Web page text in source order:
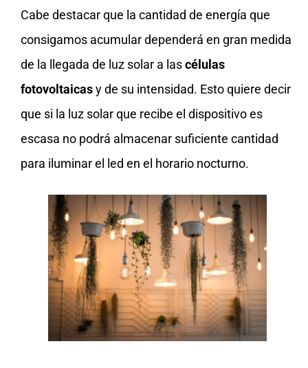
Cabe destacar que la cantidad de energía que
consigamos acumular dependerá en gran medida
de la llegada de luz solar a lascélulas
fotovoltaicasy de su intensidad. Esto quiere decir
que si la luz solar que recibe el dispositivo es
escasa no podrá almacenar suficiente cantidad
para iluminar el led en el horario nocturno.